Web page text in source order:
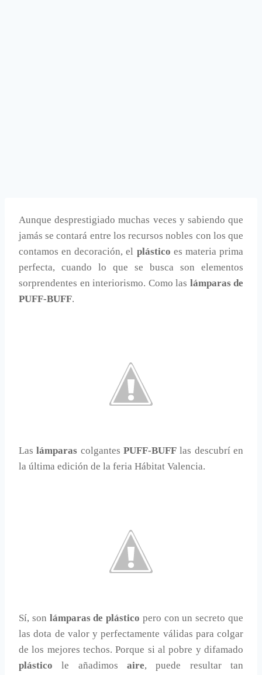
Aunque desprestigiado muchas veces y sabiendo que
jamás se contará entre los recursos nobles con los que
contamos en decoración, el plástico es materia prima
perfecta, cuando lo que se busca son elementos
sorprendentes en interiorismo. Como las lámparas de
PUFF-BUFF.
Laslámparas colgantesPUFF-BUFF las descubrí en
la última edición de la feria Hábitat Valencia.
Sí, son lámparas de plástico pero con un secreto que
las dota de valor y perfectamente válidas para colgar
de los mejores techos. Porque si al pobre y difamado
plástico le añadimos aire, puede resultar tan